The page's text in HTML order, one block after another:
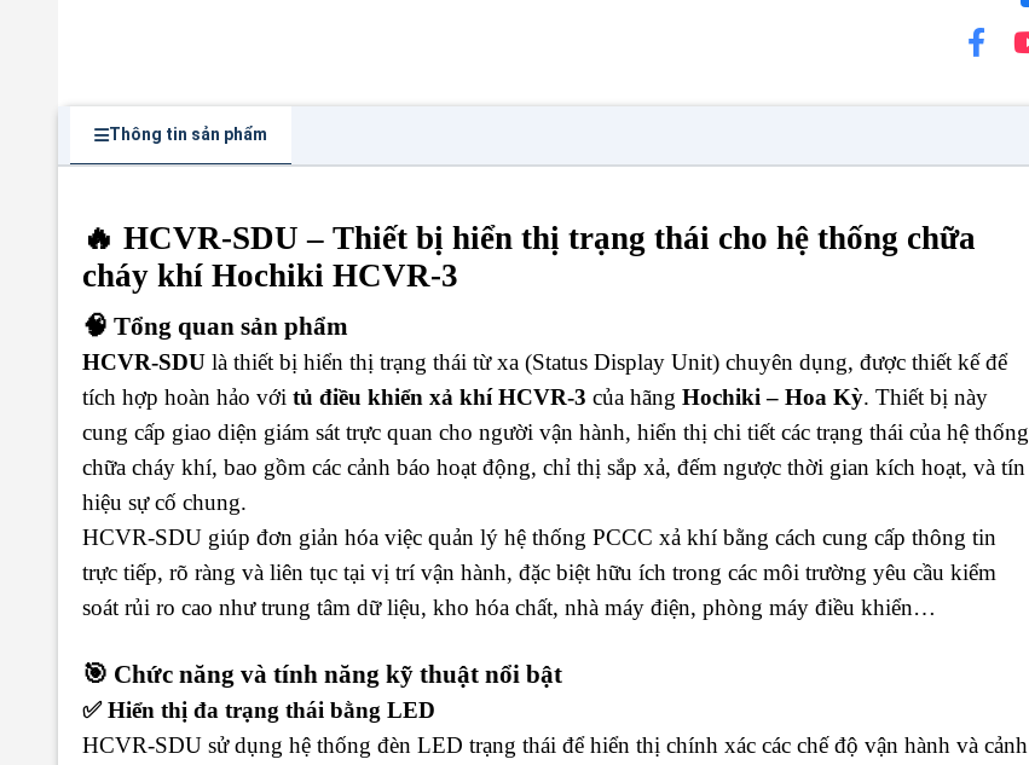
Thông tin sản phẩm
🔥 HCVR-SDU – Thiết bị hiển thị trạng thái cho hệ thống chữa
cháy khí Hochiki HCVR-3
🧠 Tổng quan sản phẩm
HCVR-SDU là thiết bị hiển thị trạng thái từ xa (Status Display Unit) chuyên dụng, được thiết kế để
tích hợp hoàn hảo với tủ điều khiển xả khí HCVR-3 của hãng Hochiki – Hoa Kỳ. Thiết bị này
cung cấp giao diện giám sát trực quan cho người vận hành, hiển thị chi tiết các trạng thái của hệ thống
chữa cháy khí, bao gồm các cảnh báo hoạt động, chỉ thị sắp xả, đếm ngược thời gian kích hoạt, và tín
hiệu sự cố chung.
HCVR-SDU giúp đơn giản hóa việc quản lý hệ thống PCCC xả khí bằng cách cung cấp thông tin
trực tiếp, rõ ràng và liên tục tại vị trí vận hành, đặc biệt hữu ích trong các môi trường yêu cầu kiểm
soát rủi ro cao như trung tâm dữ liệu, kho hóa chất, nhà máy điện, phòng máy điều khiển…
🎯 Chức năng và tính năng kỹ thuật nổi bật
✅ Hiển thị đa trạng thái bằng LED
HCVR-SDU sử dụng hệ thống đèn LED trạng thái để hiển thị chính xác các chế độ vận hành và cảnh